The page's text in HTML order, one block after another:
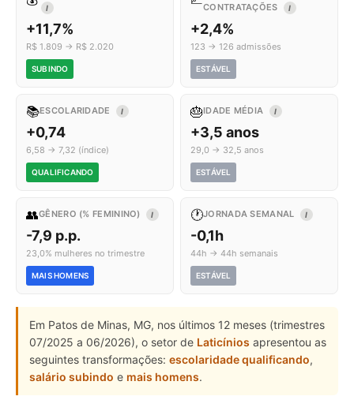
I
+11,7%
R$ 1.809 → R$ 2.020
SUBINDO
CONTRATAÇÕES I
+2,4%
123 → 126 admissões
ESTÁVEL
📚ESCOLARIDADE I
+0,74
6,58 → 7,32 (índice)
QUALIFICANDO
🎂IDADE MÉDIA I
+3,5 anos
29,0 → 32,5 anos
ESTÁVEL
👥GÊNERO (% FEMININO) I
-7,9 p.p.
23,0% mulheres no trimestre
MAIS HOMENS
🕐JORNADA SEMANAL I
-0,1h
44h → 44h semanais
ESTÁVEL
Em Patos de Minas, MG, nos últimos 12 meses (trimestres
07/2025 a 06/2026), o setor de Laticínios apresentou as
seguintes transformações: escolaridade qualificando,
salário subindo e mais homens.